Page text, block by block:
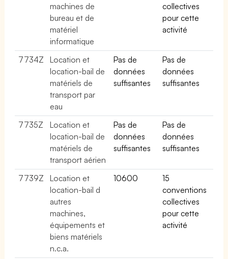
machines de
bureau et de
matériel
informatique
collectives
pour cette
activité
7734Z
Location et
location-bail de
matériels de
transport par
eau
Pas de
données
suffisantes
Pas de
données
suffisantes
7735Z
Location et
location-bail de
matériels de
transport aérien
Pas de
données
suffisantes
Pas de
données
suffisantes
7739Z
Location et
location-bail d
autres
machines,
équipements et
biens matériels
n.c.a.
10600
15
conventions
collectives
pour cette
activité